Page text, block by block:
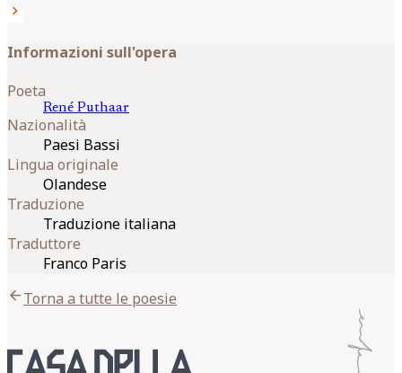
chevron_right
Informazioni sull'opera
Poeta
René Puthaar
Nazionalità
Paesi Bassi
Lingua originale
Olandese
Traduzione
Traduzione italiana
Traduttore
Franco Paris
arrow_backTorna a tutte le poesie